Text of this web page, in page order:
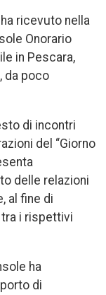
ricevuto nella
Onorario
in Pescara,
da poco
di incontri
del “Giorno
delle relazioni
al fine di
i rispettivi
ha
di